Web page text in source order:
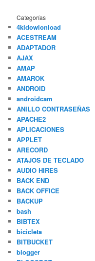
Categorías
4kldowlonload
ACESTREAM
ADAPTADOR
AJAX
AMAP
AMAROK
ANDROID
androidcam
ANILLO CONTRASEÑAS
APACHE2
APLICACIONES
APPLET
ARECORD
ATAJOS DE TECLADO
AUDIO HIRES
BACK END
BACK OFFICE
BACKUP
bash
BIBTEX
bicicleta
BITBUCKET
blogger